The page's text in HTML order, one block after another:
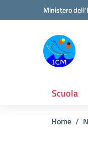
Vai ai contenuti
Vai al menu di navigazione
Ministero
Scuola
Home